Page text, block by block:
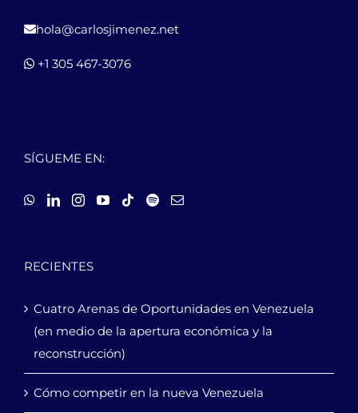
hola@carlosjimenez.net
+1 305 467-3076
SÍGUEME EN:
RECIENTES
Cuatro Arenas de Oportunidades en Venezuela
(en medio de la apertura económica y la
reconstrucción)
Cómo competir en la nueva Venezuela